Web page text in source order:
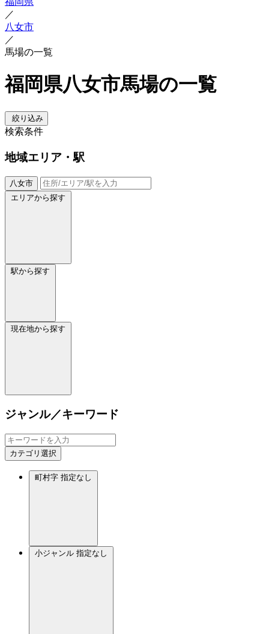
／
八女市
／
馬場の一覧
福岡県八女市馬場の一覧
絞り込み
検索条件
地域エリア・駅
八女市
エリアから探す
駅から探す
現在地から探す
ジャンル／キーワード
カテゴリ選択
町村字 指定なし
小ジャンル 指定なし